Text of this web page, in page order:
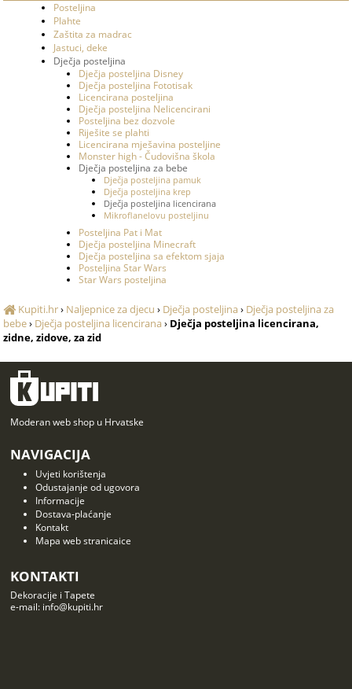
Posteljina
Plahte
Zaštita za madrac
Jastuci, deke
Dječja posteljina
Dječja posteljina Disney
Dječja posteljina Fototisak
Licencirana posteljina
Dječja posteljina Nelicencirani
Posteljina bez dozvole
Riješite se plahti
Licencirana mješavina posteljine
Monster high - Čudovišna škola
Dječja posteljina za bebe
Dječja posteljina pamuk
Dječja posteljina krep
Dječja posteljina licencirana
Mikroflanelovu posteljinu
Posteljina Pat i Mat
Dječja posteljina Minecraft
Dječja posteljina sa efektom sjaja
Posteljina Star Wars
Star Wars posteljina
Kupiti.hr› Naljepnice za djecu › Dječja posteljina› Dječja posteljina za
bebe› Dječja posteljina licencirana› Dječja posteljina licencirana,
zidne, zidove, za zid
Moderan web shop u Hrvatske
NAVIGACIJA
Uvjeti korištenja
Odustajanje od ugovora
Informacije
Dostava-plaćanje
Kontakt
Mapa web stranicaice
KONTAKTI
Dekoracije i Tapete
e-mail: info@kupiti.hr